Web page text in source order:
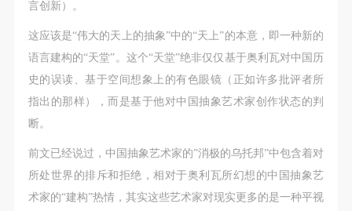
言创新）。
这应该是“伟大的天上的抽象”中的“天上”的本意，即一种新的
语言建构的“天堂”。这个“天堂”绝非仅仅基于奥利瓦对中国历
史的误读、基于空间想象上的有色眼镜（正如许多批评者所
指出的那样），而是基于他对中国抽象艺术家创作状态的判
断。
前文已经说过，中国抽象艺术家的”消极的乌托邦”中包含着对
所处世界的排斥和拒绝，相对于奥利瓦所幻想的中国抽象艺
术家的“建构”热情，其实这些艺术家对现实更多的是一种平视